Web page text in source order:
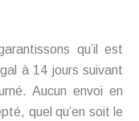
qu’il est
à 14 jours suivant
Aucun envoi en
quel qu’en soit le